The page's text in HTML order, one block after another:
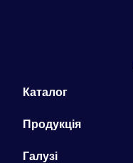
Каталог
Продукція
Галузі